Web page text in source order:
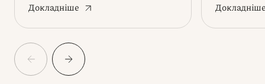
Докладніше Докладніше